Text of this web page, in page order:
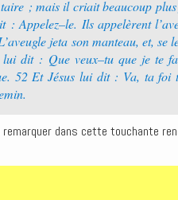
; mais il criait beaucoup
: Appelez–le. Ils appelèrent
jeta son manteau, et, se
dit : Que veux–tu que je te
52 ‭‭Et Jésus lui dit : Va, ta foi
dans cette touchante